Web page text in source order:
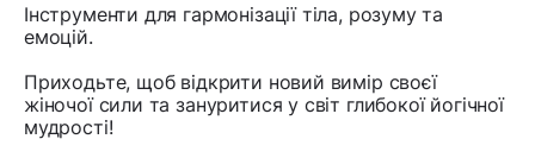
Інструменти для гармонізації тіла, розуму та
емоцій.
Приходьте, щоб відкрити новий вимір своєї
жіночої сили та зануритися у світ глибокої йогічної
мудрості!